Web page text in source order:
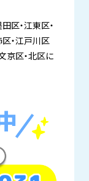
区・江東区・
区・江戸川区
京区・北区に